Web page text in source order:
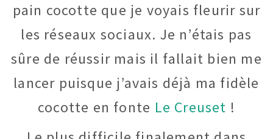
pain cocotte que je voyais fleurir sur
les réseaux sociaux. Je n’étais pas
sûre de réussir mais il fallait bien me
lancer puisque j’avais déjà ma fidèle
cocotte en fonte Le Creuset !